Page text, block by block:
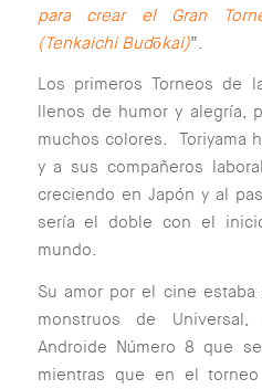
para crear el Gran
(Tenkaichi Budōkai)”.
Los primeros Torneos de
llenos de humor y alegría,
muchos colores. Toriyama
y a sus compañeros
creciendo en Japón y al
sería el doble con el
mundo.
Su amor por el cine
monstruos de
Androide Número 8 que
mientras que en el